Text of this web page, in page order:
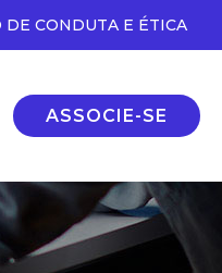
DE CONDUTA E ÉTICA
ASSOCIE-SE